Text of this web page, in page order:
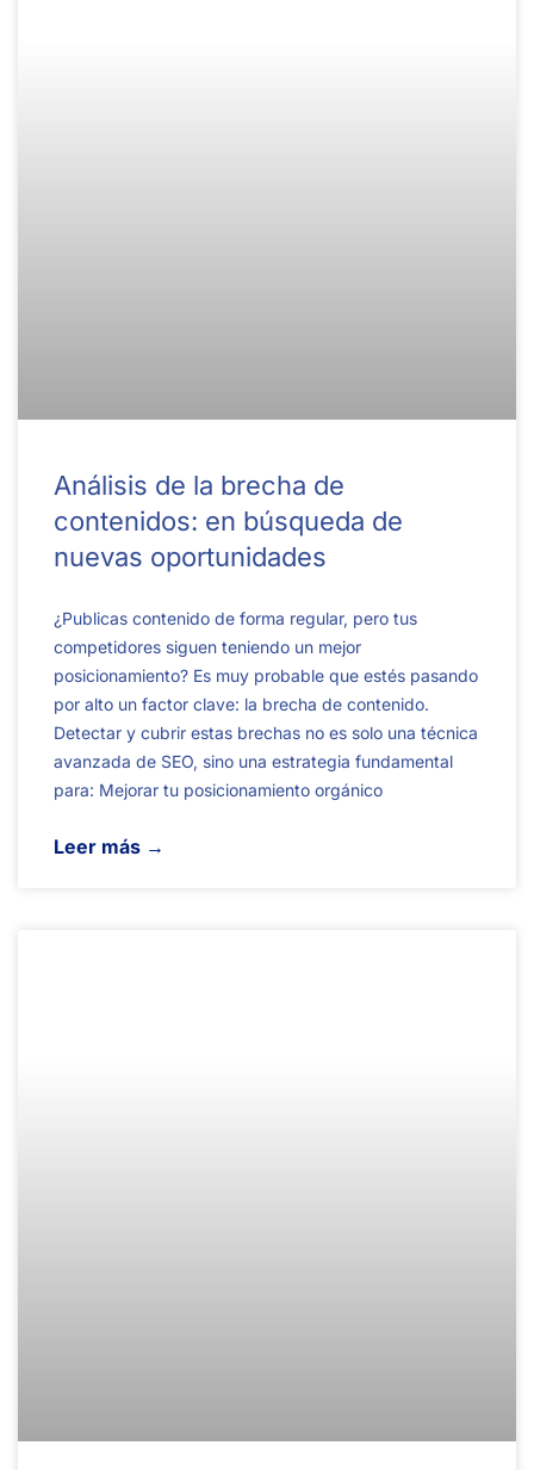
Análisis de la brecha de
contenidos: en búsqueda de
nuevas oportunidades
¿Publicas contenido de forma regular, pero tus
competidores siguen teniendo un mejor
posicionamiento? Es muy probable que estés pasando
por alto un factor clave: la brecha de contenido.
Detectar y cubrir estas brechas no es solo una técnica
avanzada de SEO, sino una estrategia fundamental
para: Mejorar tu posicionamiento orgánico
Leer más →